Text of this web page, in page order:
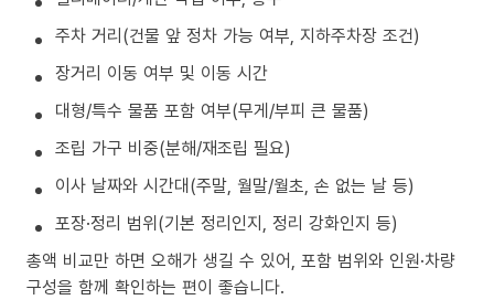
주차 거리(건물 앞 정차 가능 여부, 지하주차장 조건)
장거리 이동 여부 및 이동 시간
대형/특수 물품 포함 여부(무게/부피 큰 물품)
조립 가구 비중(분해/재조립 필요)
이사 날짜와 시간대(주말, 월말/월초, 손 없는 날 등)
포장·정리 범위(기본 정리인지, 정리 강화인지 등)
총액 비교만 하면 오해가 생길 수 있어, 포함 범위와 인원·차량
구성을 함께 확인하는 편이 좋습니다.